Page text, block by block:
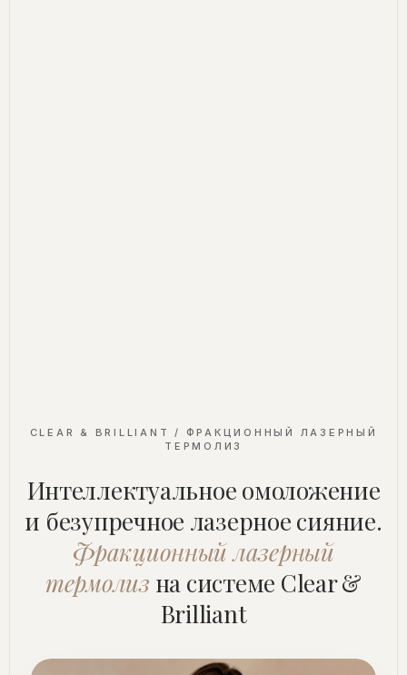
CLEAR & BRILLIANT / ФРАКЦИОННЫЙ ЛАЗЕРНЫЙ
ТЕРМОЛИЗ
Интеллектуальное омоложение
и безупречное лазерное сияние.
Фракционный лазерный
термолиз на системе Clear &
Brilliant